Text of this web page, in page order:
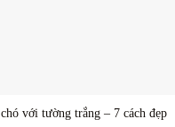
với tường trắng – 7 cách đẹp